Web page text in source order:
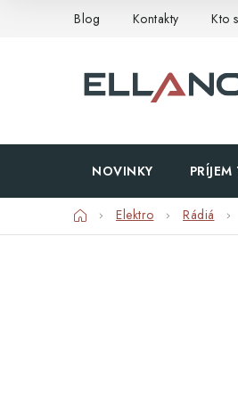
Blog Kontakty Kto
NOVINKY
DomovElektro Rádiá